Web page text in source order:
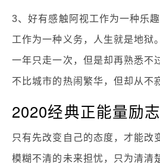
3、好有感触阿视工作为一种乐
工作为一种义务，人生就是地狱
一年只走一次，但是却再熟悉不
不比城市的热闹繁华，但却从不
2020经典正能量励
只有先改变自己的态度，才能改
模糊不清的未来担忧，只为清清